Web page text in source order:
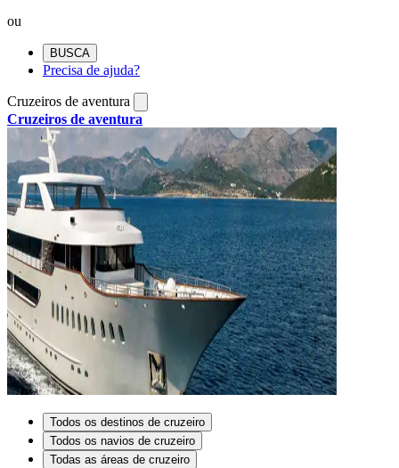
ou
BUSCA
Precisa de ajuda?
Cruzeiros de aventura
Cruzeiros de aventura
Todos os destinos de cruzeiro
Todos os navios de cruzeiro
Todas as áreas de cruzeiro